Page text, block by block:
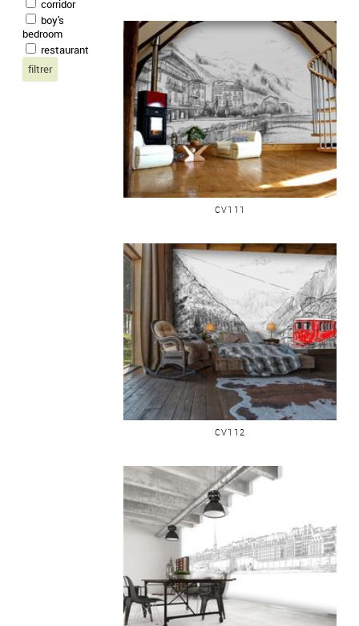
corridor
bedroom
restaurant
CHAMONIX QUARTIER
CV111
CHAMONIX TRAIN MER DE GLACE
CV112